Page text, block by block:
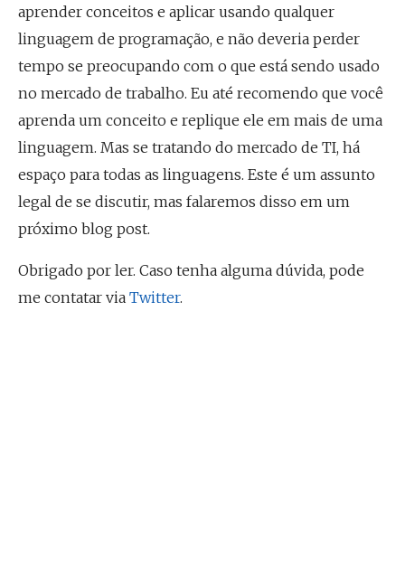
aprender conceitos e aplicar usando qualquer
linguagem de programação, e não deveria perder
tempo se preocupando com o que está sendo usado
no mercado de trabalho. Eu até recomendo que você
aprenda um conceito e replique ele em mais de uma
linguagem. Mas se tratando do mercado de TI, há
espaço para todas as linguagens. Este é um assunto
legal de se discutir, mas falaremos disso em um
próximo blog post.
Obrigado por ler. Caso tenha alguma dúvida, pode
me contatar via Twitter.